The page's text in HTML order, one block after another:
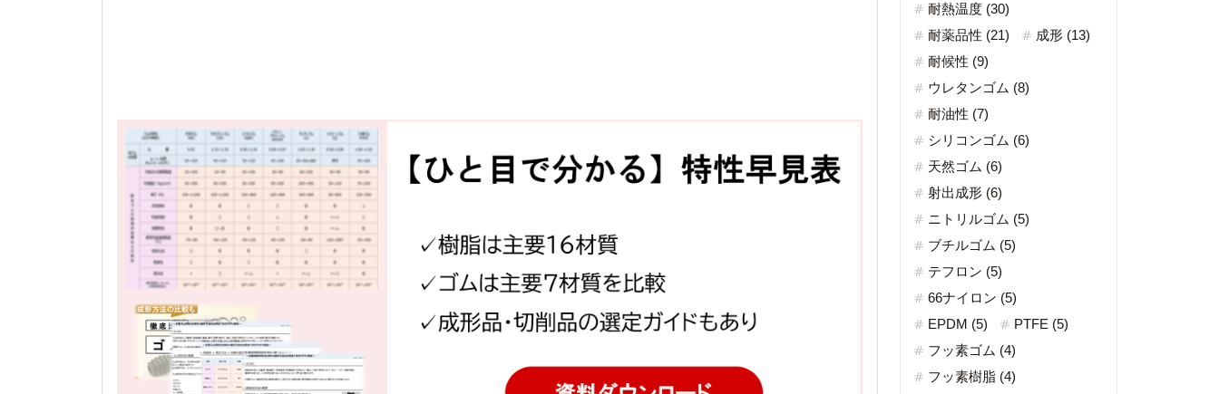
耐熱温度 (30)
耐薬品性 (21)
成形 (13)
耐候性 (9)
ウレタンゴム (8)
耐油性 (7)
シリコンゴム (6)
天然ゴム (6)
射出成形 (6)
ニトリルゴム (5)
ブチルゴム (5)
テフロン (5)
66ナイロン (5)
EPDM (5)
PTFE (5)
フッ素ゴム (4)
フッ素樹脂 (4)